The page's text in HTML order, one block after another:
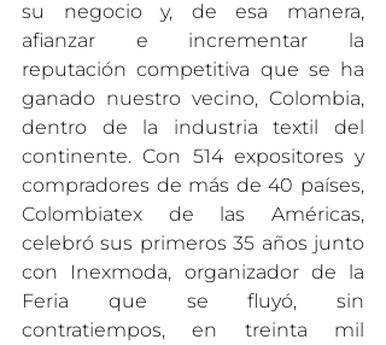
su negocio y, de esa manera,
afianzar e incrementar la
reputación competitiva que se ha
ganado nuestro vecino, Colombia,
dentro de la industria textil del
continente. Con 514 expositores y
compradores de más de 40 países,
Colombiatex de las Américas,
celebró sus primeros 35 años junto
con Inexmoda, organizador de la
Feria que se fluyó, sin
contratiempos, en treinta mil